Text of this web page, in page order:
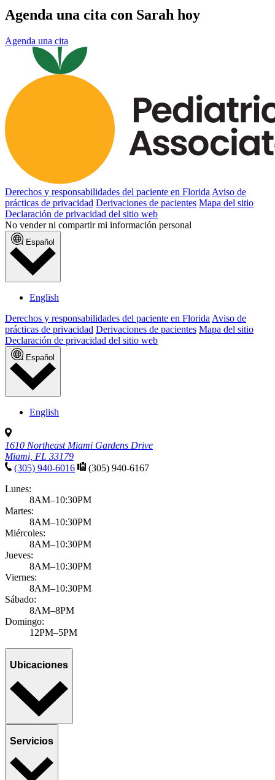
Agenda una cita con Sarah hoy
Agenda una cita
Derechos y responsabilidades del paciente en Florida Aviso de
prácticas de privacidad Derivaciones de pacientes Mapa del sitio
Declaración de privacidad del sitio web
No vender ni compartir mi información personal
Español
English
Derechos y responsabilidades del paciente en Florida Aviso de
prácticas de privacidad Derivaciones de pacientes Mapa del sitio
Declaración de privacidad del sitio web
Español
English
1610 Northeast Miami Gardens Drive
Miami, FL 33179
(305) 940-6016
(305) 940-6167
Lunes:
8AM–10:30PM
Martes:
8AM–10:30PM
Miércoles:
8AM–10:30PM
Jueves:
8AM–10:30PM
Viernes:
8AM–10:30PM
Sábado:
8AM–8PM
Domingo:
12PM–5PM
Ubicaciones
Servicios